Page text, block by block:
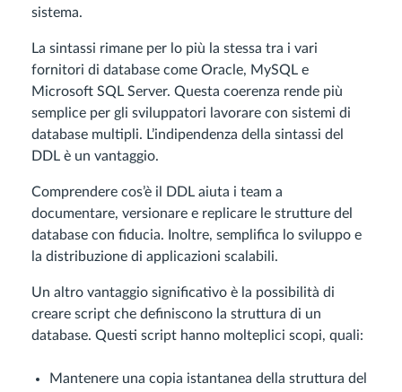
sistema.
La sintassi rimane per lo più la stessa tra i vari
fornitori di database come Oracle, MySQL e
Microsoft SQL Server. Questa coerenza rende più
semplice per gli sviluppatori lavorare con sistemi di
database multipli. L’indipendenza della sintassi del
DDL è un vantaggio.
Comprendere cos’è il DDL aiuta i team a
documentare, versionare e replicare le strutture del
database con fiducia. Inoltre, semplifica lo sviluppo e
la distribuzione di applicazioni scalabili.
Un altro vantaggio significativo è la possibilità di
creare script che definiscono la struttura di un
database. Questi script hanno molteplici scopi, quali:
Mantenere una copia istantanea della struttura del